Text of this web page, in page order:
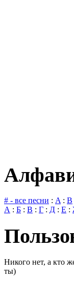
# - все песни : A: B
А : Б : В : Г : Д : Е :
Никого нет, а кто
ты)